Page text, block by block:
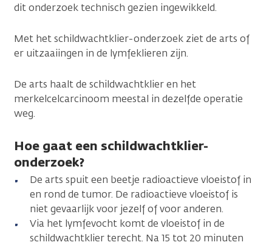
dit onderzoek technisch gezien ingewikkeld.
Met het schildwachtklier-onderzoek ziet de arts of
er uitzaaiingen in de lymfeklieren zijn.
De arts haalt de schildwachtklier en het
merkelcelcarcinoom meestal in dezelfde operatie
weg.
Hoe gaat een schildwachtklier-
onderzoek?
De arts spuit een beetje radioactieve vloeistof in
en rond de tumor. De radioactieve vloeistof is
niet gevaarlijk voor jezelf of voor anderen.
Via het lymfevocht komt de vloeistof in de
schildwachtklier terecht. Na 15 tot 20 minuten